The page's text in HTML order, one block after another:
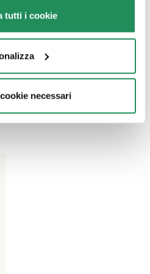
tutti i cookie
necessari
GRAIN FREE
FORMULA • Adult
Pesce
Alimento completo per
gatti adulti. Prodotto
senza cereali.